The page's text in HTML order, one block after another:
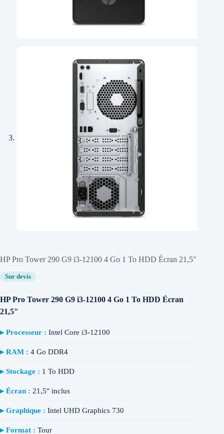
HP Pro Tower 290 G9 i3-12100 4 Go 1 To HDD Écran 21,5″
Sur devis
HP Pro Tower 290 G9 i3-12100 4 Go 1 To HDD Écran
21,5″
▸ Processeur : Intel Core i3-12100
▸ RAM : 4 Go DDR4
▸ Stockage : 1 To HDD
▸ Écran : 21,5″ inclus
▸ Graphique : Intel UHD Graphics 730
▸ Format : Tour